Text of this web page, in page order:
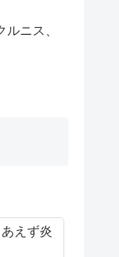
ルニス、
えず炎